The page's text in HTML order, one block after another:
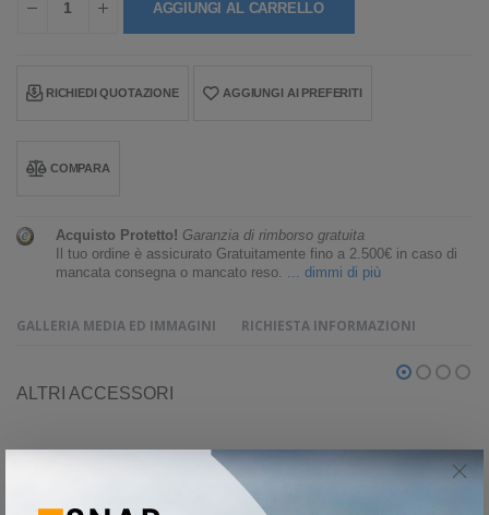
AGGIUNGI AL CARRELLO
RICHIEDI QUOTAZIONE AGGIUNGI AI PREFERITI
COMPARA
Acquisto Protetto! Garanzia di rimborso gratuita
Il tuo ordine è assicurato Gratuitamente fino a 2.500€ in caso di
mancata consegna o mancato reso. ... dimmi di più
GALLERIA MEDIA ED IMMAGINI RICHIESTA INFORMAZIONI
ALTRI ACCESSORI